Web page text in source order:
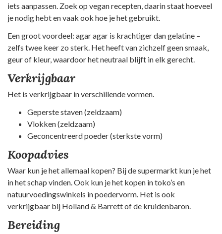
iets aanpassen. Zoek op vegan recepten, daarin staat hoeveel
je nodig hebt en vaak ook hoe je het gebruikt.
Een groot voordeel: agar agar is krachtiger dan gelatine –
zelfs twee keer zo sterk. Het heeft van zichzelf geen smaak,
geur of kleur, waardoor het neutraal blijft in elk gerecht.
Verkrijgbaar
Het is verkrijgbaar in verschillende vormen.
Geperste staven (zeldzaam)
Vlokken (zeldzaam)
Geconcentreerd poeder (sterkste vorm)
Koopadvies
Waar kun je het allemaal kopen? Bij de supermarkt kun je het
in het schap vinden. Ook kun je het kopen in toko’s en
natuurvoedingswinkels in poedervorm. Het is ook
verkrijgbaar bij Holland & Barrett of de kruidenbaron.
Bereiding